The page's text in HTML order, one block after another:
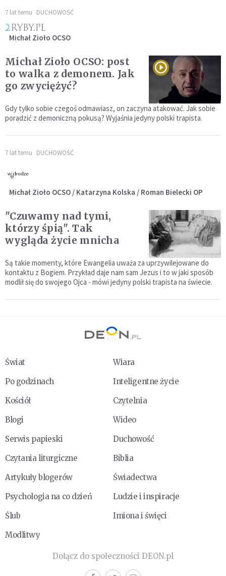
7 lat temu DUCHOWOŚĆ
Michał Zioło OCSO
Michał Zioło OCSO: post
to walka z demonem. Jak
go zwyciężyć?
Gdy tylko sobie czegoś odmawiasz, on zaczyna atakować. Jak sobie
poradzić z demoniczną pokusą? Wyjaśnia jedyny polski trapista.
7 lat temu DUCHOWOŚĆ
Michał Zioło OCSO / Katarzyna Kolska / Roman Bielecki OP
"Czuwamy nad tymi,
którzy śpią". Tak
wygląda życie mnicha
Są takie momenty, które Ewangelia uważa za uprzywilejowane do
kontaktu z Bogiem. Przykład daje nam sam Jezus i to w jaki sposób
modlił się do swojego Ojca - mówi jedyny polski trapista na świecie.
Świat
Wiara
Po godzinach
Inteligentne życie
Kościół
Czytelnia
Blogi
Wideo
Serwis papieski
Duchowość
Czytania liturgiczne
Biblia
Artykuły blogerów
Świadectwa
Psychologia na co dzień
Ludzie i inspiracje
Ślub
Imiona i święci
Modlitwy
Dołącz do społeczności DEON.pl